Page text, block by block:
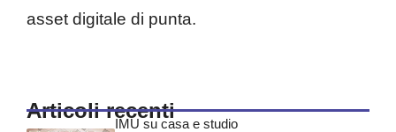
asset digitale di punta.
Articoli recenti
IMU su casa e studio